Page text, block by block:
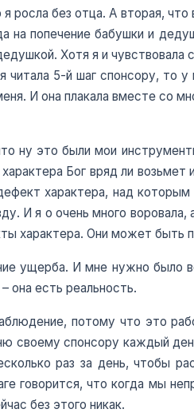
росла без отца. А вторая,
на попечение бабушки и
Хотя я и
читала 5-й шаг спонсору,
И она плакала вместе со
ну это были мои
Бог вряд ли
характера, над
И я о очень много
характера. Они может
ущерба. И мне нужно
она есть реальность.
потому что это
своему спонсору каждый
раз за день, чтобы
говорится, что когда мы
без этого никак.